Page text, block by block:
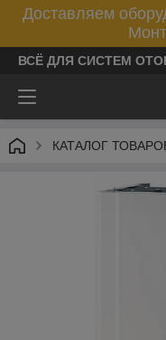
Доставляем
ВСЁ ДЛЯ СИСТЕМ
КАТАЛОГ